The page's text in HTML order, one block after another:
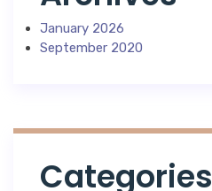
January 2026
September 2020
Categories